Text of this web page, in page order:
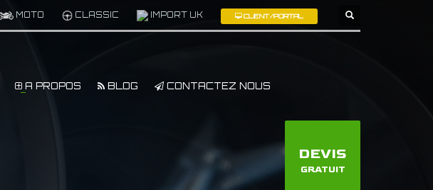
MOTO CLASSIC IMPORT UK CLIENT/PORTAL
A PROPOS BLOG CONTACTEZ NOUS
DEVIS
GRATUIT